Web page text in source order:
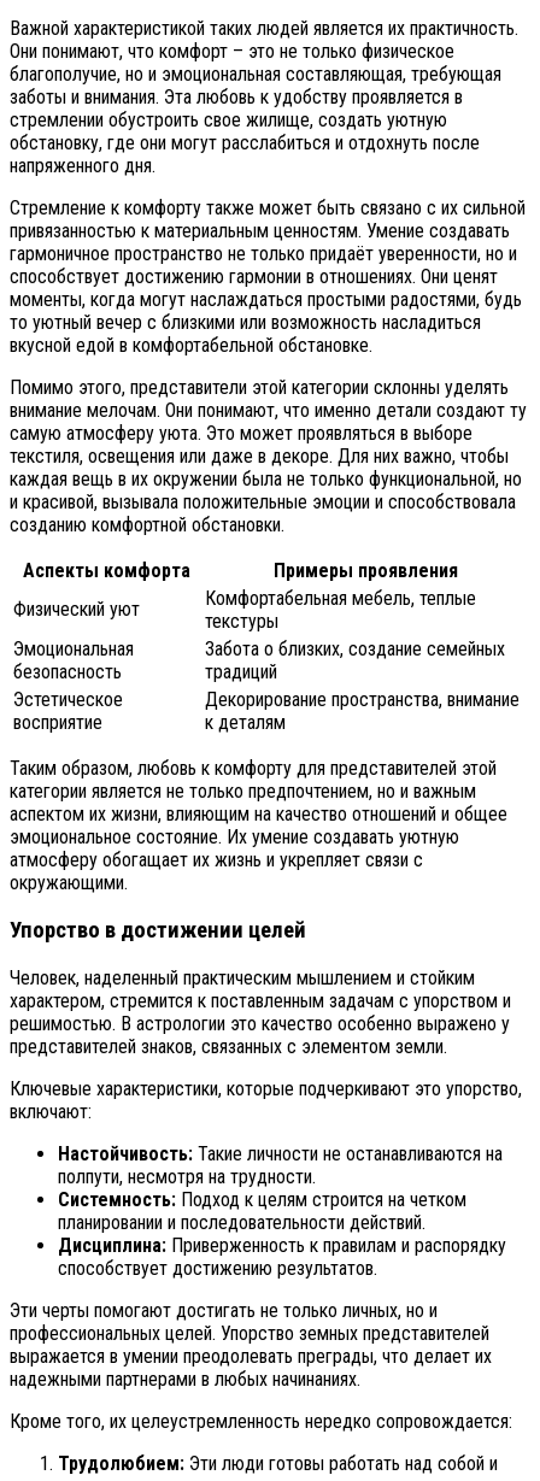
Важной характеристикой таких людей является их практичность.
Они понимают, что комфорт – это не только физическое
благополучие, но и эмоциональная составляющая, требующая
заботы и внимания. Эта любовь к удобству проявляется в
стремлении обустроить свое жилище, создать уютную
обстановку, где они могут расслабиться и отдохнуть после
напряженного дня.
Стремление к комфорту также может быть связано с их сильной
привязанностью к материальным ценностям. Умение создавать
гармоничное пространство не только придаёт уверенности, но и
способствует достижению гармонии в отношениях. Они ценят
моменты, когда могут наслаждаться простыми радостями, будь
то уютный вечер с близкими или возможность насладиться
вкусной едой в комфортабельной обстановке.
Помимо этого, представители этой категории склонны уделять
внимание мелочам. Они понимают, что именно детали создают ту
самую атмосферу уюта. Это может проявляться в выборе
текстиля, освещения или даже в декоре. Для них важно, чтобы
каждая вещь в их окружении была не только функциональной, но
и красивой, вызывала положительные эмоции и способствовала
созданию комфортной обстановки.
Аспекты комфорта
Примеры проявления
Физический уют
Комфортабельная мебель, теплые
текстуры
Эмоциональная
безопасность
Забота о близких, создание семейных
традиций
Эстетическое
восприятие
Декорирование пространства, внимание
к деталям
Таким образом, любовь к комфорту для представителей этой
категории является не только предпочтением, но и важным
аспектом их жизни, влияющим на качество отношений и общее
эмоциональное состояние. Их умение создавать уютную
атмосферу обогащает их жизнь и укрепляет связи с
окружающими.
Упорство в достижении целей
Человек, наделенный практическим мышлением и стойким
характером, стремится к поставленным задачам с упорством и
решимостью. В астрологии это качество особенно выражено у
представителей знаков, связанных с элементом земли.
Ключевые характеристики, которые подчеркивают это упорство,
включают:
Настойчивость: Такие личности не останавливаются на
полпути, несмотря на трудности.
Системность: Подход к целям строится на четком
планировании и последовательности действий.
Дисциплина: Приверженность к правилам и распорядку
способствует достижению результатов.
Эти черты помогают достигать не только личных, но и
профессиональных целей. Упорство земных представителей
выражается в умении преодолевать преграды, что делает их
надежными партнерами в любых начинаниях.
Кроме того, их целеустремленность нередко сопровождается:
Трудолюбием: Эти люди готовы работать над собой и